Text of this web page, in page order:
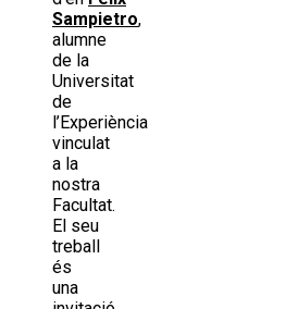
Sampietro,
alumne
de la
Universitat
de
l’Experiència
vinculat
a la
nostra
Facultat.
El seu
treball
és
una